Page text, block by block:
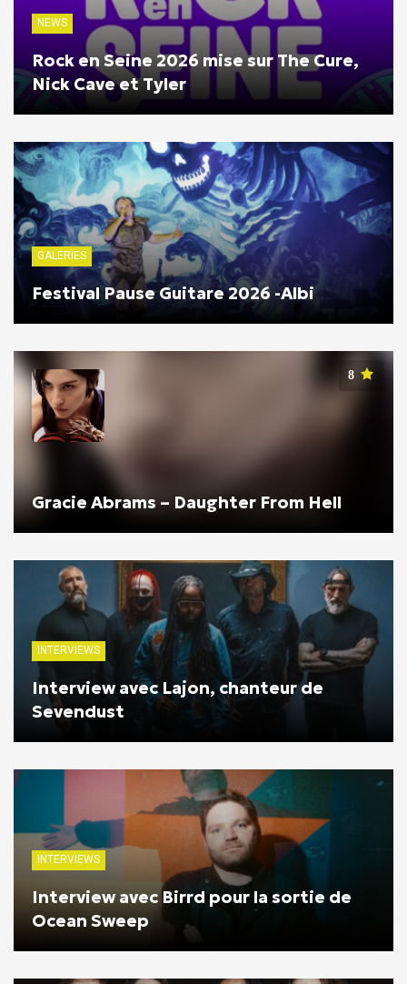
NEWS
Rock en Seine 2026 mise sur The Cure,
Nick Cave et Tyler
GALERIES
Festival Pause Guitare 2026 -Albi
8
Gracie Abrams – Daughter From Hell
INTERVIEWS
Interview avec Lajon, chanteur de
Sevendust
INTERVIEWS
Interview avec Birrd pour la sortie de
Ocean Sweep